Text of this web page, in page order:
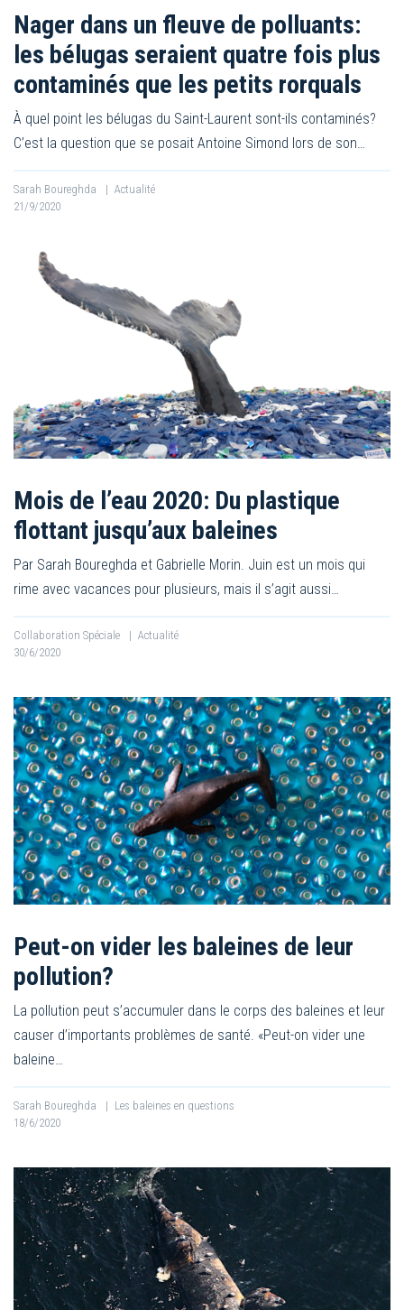
Nager dans un fleuve de polluants:
les bélugas seraient quatre fois plus
contaminés que les petits rorquals
À quel point les bélugas du Saint-Laurent sont-ils contaminés?
C’est la question que se posait Antoine Simond lors de son…
Sarah Boureghda | Actualité
21/9/2020
Mois de l’eau 2020: Du plastique
flottant jusqu’aux baleines
Par Sarah Boureghda et Gabrielle Morin. Juin est un mois qui
rime avec vacances pour plusieurs, mais il s’agit aussi…
Collaboration Spéciale | Actualité
30/6/2020
Peut-on vider les baleines de leur
pollution?
La pollution peut s’accumuler dans le corps des baleines et leur
causer d’importants problèmes de santé. «Peut-on vider une
baleine…
Sarah Boureghda | Les baleines en questions
18/6/2020